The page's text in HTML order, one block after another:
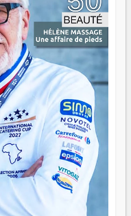
mais aussi vos échecs.
enseignent mieux que
la barque avance.
rame dans le